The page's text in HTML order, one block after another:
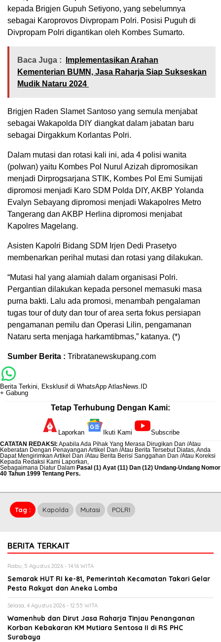
kepada Brigjen Gupuh Setiyono, yang sebelumnya
sebagai Karoprovos Divpropam Polri. Posisi Puguh di
Divpropam Polri digantikan oleh Kombes Sumarto.
Baca Juga :
Implementasikan Arahan
Kementerian BUMN, Jasa Raharja Siap Sukseskan
Mudik Nataru 2024
Brigjen Raden Slamet Santoso yang semula menjabat
sebagai Wakapolda DIY diangkat dalam jabatan baru
sebagai Dirgakkum Korlantas Polri.
Dalam mutasi dan rotasi kali ini, ada 4 polisi wanita
(polwan) yaitu Kombes Pol Nurul Azizah dipromosikan
menjadi Dirprogsarjana STIK, Kombes Pol Emi Sumijati
dipromosi menjadi Karo SDM Polda DIY, AKBP Yolanda
Evalyn Sebayang dipromosi menjadi Wakapolres Metro
Tangerang dan AKBP Herlina dipromosi menjabat
Kapolres Magelang.
Asisten Kapolri Bidang SDM Irjen Dedi Prasetyo
membenarkan perihal mutasi dan rotasi yang dilakukan.
“Mutasi hal yang alamiah dalam organisasi Polri.
Pergantian dilakukan kepada personel memasuki masa
purna bakti. Lalu ada promosi, menambah pengalaman
tugas tour of duty dan tour of area serta fokus persiapan
pengamanan pemilu dan Operasi Lilin, pengamanan
Nataru serta menjaga harkamtibmas,” katanya. (*)
Sumber Berita : Tribratanewskupang.com
Berita Terkini, Eksklusif di WhatsApp AtlasNews.ID
+ Gabung
Tetap Terhubung Dengan Kami:
Laporkan Ikuti Kami Subscribe
CATATAN REDAKSI : Apabila Ada Pihak Yang Merasa Dirugikan Dan /Atau
Keberatan Dengan Penayangan Artikel Dan /Atau Berita Tersebut Diatas, Anda
Dapat Mengirimkan Artikel Dan /Atau Berita Berisi Sanggahan Dan /Atau Koreksi
Kepada Redaksi Kami Laporkan,
Sebagaimana Diatur Dalam Pasal (1) Ayat (11) Dan (12) Undang-Undang Nomor
40 Tahun 1999 Tentang Pers.
Tag : Kapolda Mutasi POLRI
BERITA TERKAIT
Rabu, 5 Agustus 2026 - 14:16 WITA
Semarak HUT RI ke-81, Pemerintah Kecamatan Takari Gelar
Pesta Rakyat dan Aneka Lomba
Selasa, 4 Agustus 2026 - 12:55 WITA
Wamenhub dan Dirut Jasa Raharja Tinjau Penanganan
Korban Kebakaran KM Mutiara Sentosa II di RS PHC
Surabaya